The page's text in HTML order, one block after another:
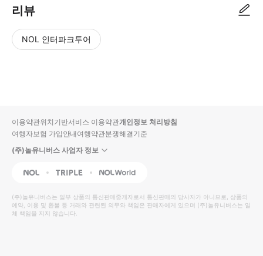
리뷰
NOL 인터파크투어
입니
다.
높
은
순
동
영
상
순
상
이용약관위치기반서비스 이용약관개인정보 처리방침
여행자보험 가입안내여행약관분쟁해결기준
(주)놀유니버스 사업자 정보
NOL Triple Interpark Global
(주)놀유니버스는 일부 상품의 통신판매중개자로서 통신판매의 당사자가 아니므로, 상품의
예약, 이용 및 환불 등 거래와 관련된 의무와 책임은 판매자에게 있으며 (주)놀유니버스는 일
체 책임을 지지 않습니다.